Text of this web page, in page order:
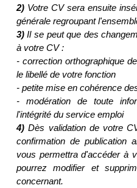
2)Votre CV sera ensuite
générale regroupant
3)Il se peut que des
à votre CV :
- correction orthographique
le libellé de votre fonction
- petite mise en cohérence
- modération de toute
l'intégrité du service emploi
4)Dès validation de votre
confirmation de publication
vous permettra d'accéder à
pourrez modifier et
concernant.